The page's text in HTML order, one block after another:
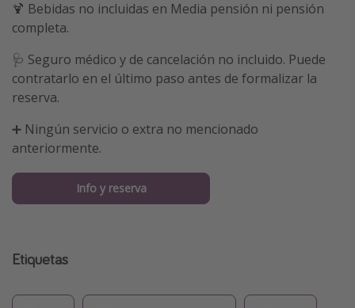
🍹 Bebidas no incluidas en Media pensión ni pensión
completa.
🩺 Seguro médico y de cancelación no incluido. Puede
contratarlo en el último paso antes de formalizar la
reserva.
➕ Ningún servicio o extra no mencionado
anteriormente.
Info y reserva
Etiquetas